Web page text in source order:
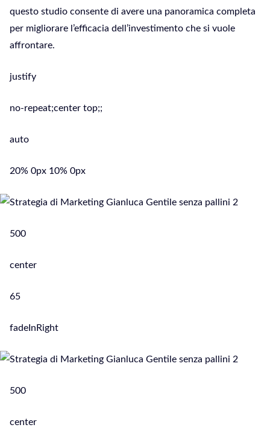
questo studio consente di avere una panoramica completa
per migliorare l’efficacia dell’investimento che si vuole
affrontare.
justify
no-repeat;center top;;
auto
20% 0px 10% 0px
500
center
65
fadeInRight
500
center